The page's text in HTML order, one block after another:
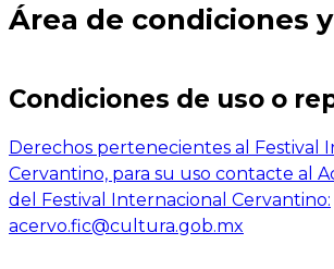
Área de condiciones
Condiciones de uso o
Derechos pertenecientes al Festival
Cervantino, para su uso contacte al
del Festival Internacional Cervantino:
acervo.fic@cultura.gob.mx